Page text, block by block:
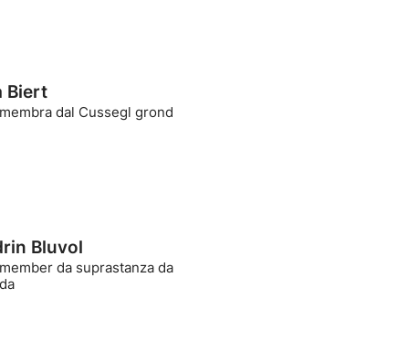
Biert
dal Cussegl grond
Bluvol
da suprastanza da